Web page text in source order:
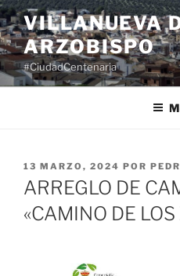
Saltar
al
contenido
VILLANUEVA
ARZOBISPO
#CiudadCentenaria
PUBLICADO
EL
13 MARZO, 2024 POR
ARREGLO DE
«CAMINO DE